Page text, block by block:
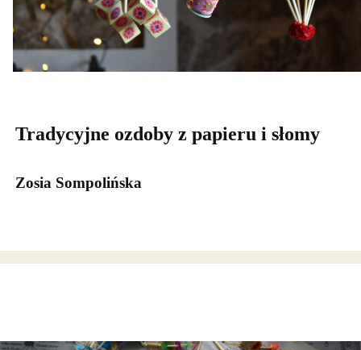
Tradycyjne ozdoby z papieru i słomy
Zosia Sompolińska